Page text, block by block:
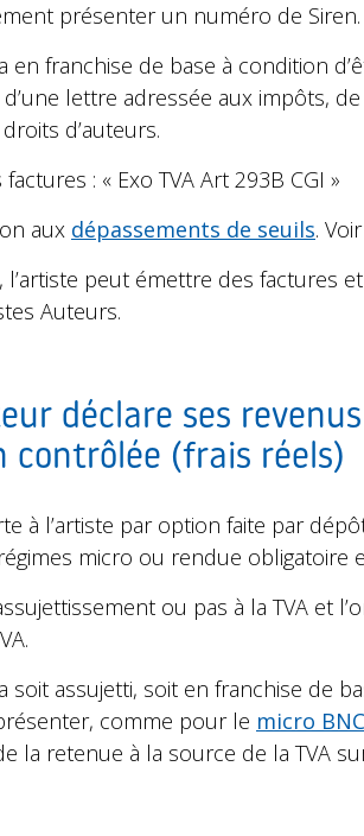
présenter un numéro de Siren.
en franchise de base à condition
lettre adressée aux impôts,
d’auteurs.
: « Exo TVA Art 293B CGI »
aux dépassements de seuils. Voir
peut émettre des factures
Auteurs.
déclare ses
contrôlée (frais réels)
à l’artiste par option faite par
micro ou rendue obligatoire
ou pas à la TVA et
soit assujetti, soit en franchise de
comme pour le micro BNC
la retenue à la source de la TVA